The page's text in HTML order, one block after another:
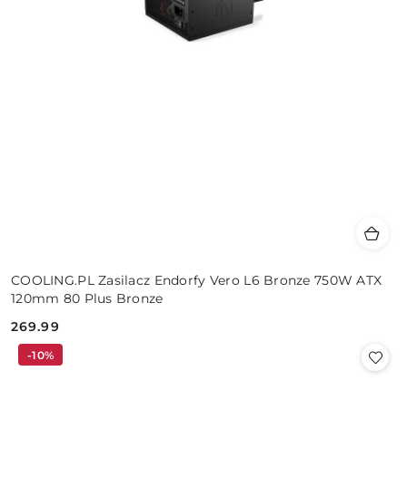
COOLING.PL Zasilacz Endorfy Vero L6 Bronze 750W ATX
120mm 80 Plus Bronze
Cena:
269.99
-10%